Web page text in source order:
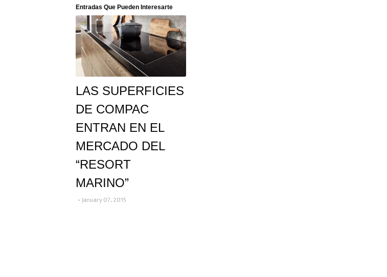
Entradas Que Pueden Interesarte
LAS SUPERFICIES
DE COMPAC
ENTRAN EN EL
MERCADO DEL
“RESORT
MARINO”
January 07, 2015